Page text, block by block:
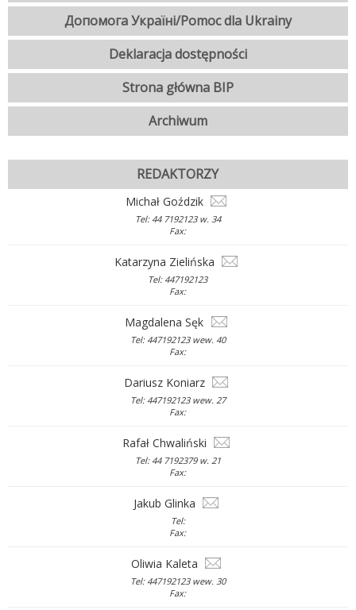
Допомога Україні/Pomoc dla Ukrainy
Deklaracja dostępności
Strona główna BIP
Archiwum
REDAKTORZY
Michał Goździk
Tel: 44 7192123 w. 34
Fax:
Katarzyna Zielińska
Tel: 447192123
Fax:
Magdalena Sęk
Tel: 447192123 wew. 40
Fax:
Dariusz Koniarz
Tel: 447192123 wew. 27
Fax:
Rafał Chwaliński
Tel: 44 7192379 w. 21
Fax:
Jakub Glinka
Tel:
Fax:
Oliwia Kaleta
Tel: 447192123 wew. 30
Fax: